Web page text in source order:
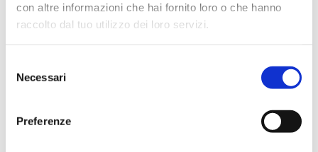
con altre informazioni che hai fornito loro o che hanno
raccolto dal tuo utilizzo dei loro servizi.
delNecessari
Preferenze
Condividi
Indice